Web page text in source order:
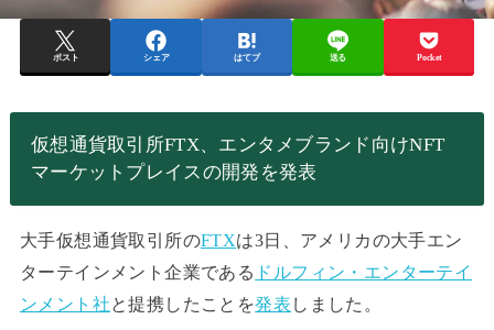
ポスト シェア はてブ 送る Pocket
仮想通貨取引所FTX、エンタメブランド向けNFT
マーケットプレイスの開発を発表
大手仮想通貨取引所のFTXは3日、アメリカの大手エン
ターテインメント企業である ドルフィン・エンターテイ
ンメント社と提携したことを発表 しました。